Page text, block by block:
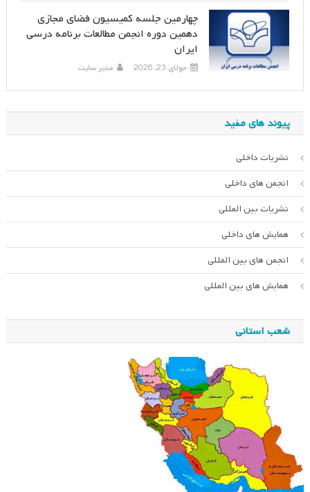
چهارمین جلسه کمیسیون فضای مجازی
دهمین دوره انجمن مطالعات برنامه درسی
ایران
جولای 23, 2026 مدیر سایت
پیوند های مفید
نشریات داخلی
انجمن های داخلی
نشریات بین المللی
همایش های داخلی
انجمن های بین المللی
همایش های بین المللی
شعب استانی